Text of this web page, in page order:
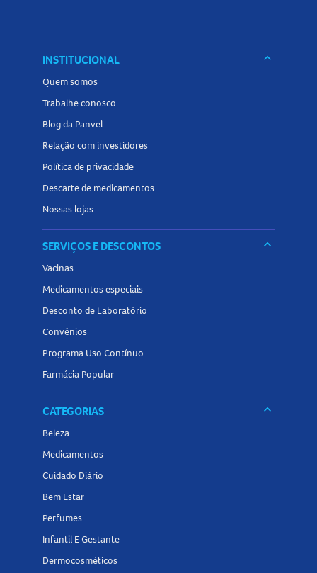
Tamanho do produto
Barra De Frutas Supino Banana E Chocolate Branco Zero
possui 24g.
na Panvel Farmácias
manter uma alimentação saudável e equilibrada!
INSTITUCIONAL keyboard_arrow_down
Quem somos
Trabalhe conosco
Blog da Panvel
Relação com investidores
Política de privacidade
Descarte de medicamentos
Nossas lojas
SERVIÇOS E DESCONTOS keyboard_arrow_down
Vacinas
Medicamentos especiais
Desconto de Laboratório
Convênios
Programa Uso Contínuo
Farmácia Popular
CATEGORIAS keyboard_arrow_down
Beleza
Medicamentos
Cuidado Diário
Bem Estar
Perfumes
Infantil E Gestante
Dermocosméticos